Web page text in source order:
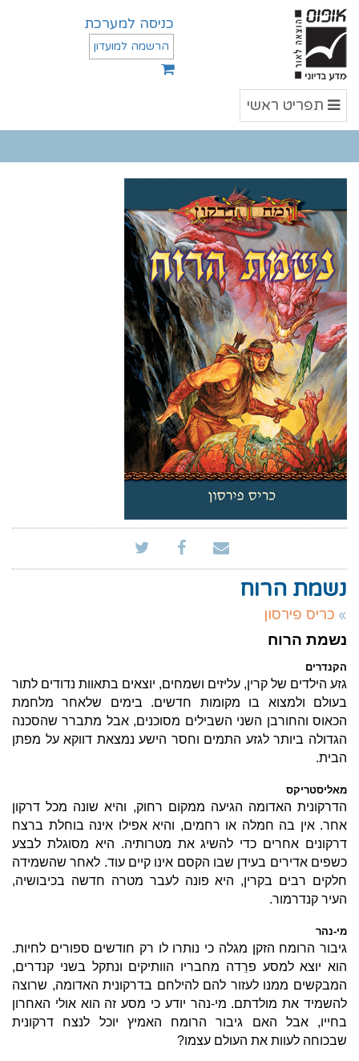
כניסה למערכת
הרשמה למועדון
תפריט
ראשי
תפריט ראשי
נשמת הרוח
כריס פירסון
נשמת הרוח
הקנדרים
גזע הילדים של קרין, עליזים ושמחים, יוצאים בתאוות נדודים לתור
בעולם ולמצוא בו מקומות חדשים. בימים שלאחר מלחמת
הכאוס והחורבן השני השבילים מסוכנים, אבל מתברר שהסכנה
הגדולה ביותר לגזע התמים וחסר הישע נמצאת דווקא על מפתן
הבית.
מאליסטריקס
הדרקונית האדומה הגיעה ממקום רחוק, והיא שונה מכל דרקון
אחר. אין בה חמלה או רחמים, והיא אפילו אינה בוחלת ברצח
דרקונים אחרים כדי להשיג את מטרותיה. היא מסוגלת לבצע
כשפים אדירים בעידן שבו הקסם אינו קיים עוד. לאחר שהשמידה
חלקים רבים בקרין, היא פונה לעבר מטרה חדשה בכיבושיה,
העיר קנדרמור.
מי-נהר
גיבור הרומח הזקן מגלה כי נותרו לו רק חודשים ספורים לחיות.
הוא יוצא למסע פרֵדה מחבריו הוותיקים ונתקל בשני קנדרים,
המבקשים ממנו לעזור להם להילחם בדרקונית האדומה, שרוצה
להשמיד את מולדתם. מי-נהר יודע כי מסע זה הוא אולי האחרון
בחייו, אבל האם גיבור הרומח האמיץ יוכל לנצח דרקונית
שבכוחה לעוות את העולם עצמו?